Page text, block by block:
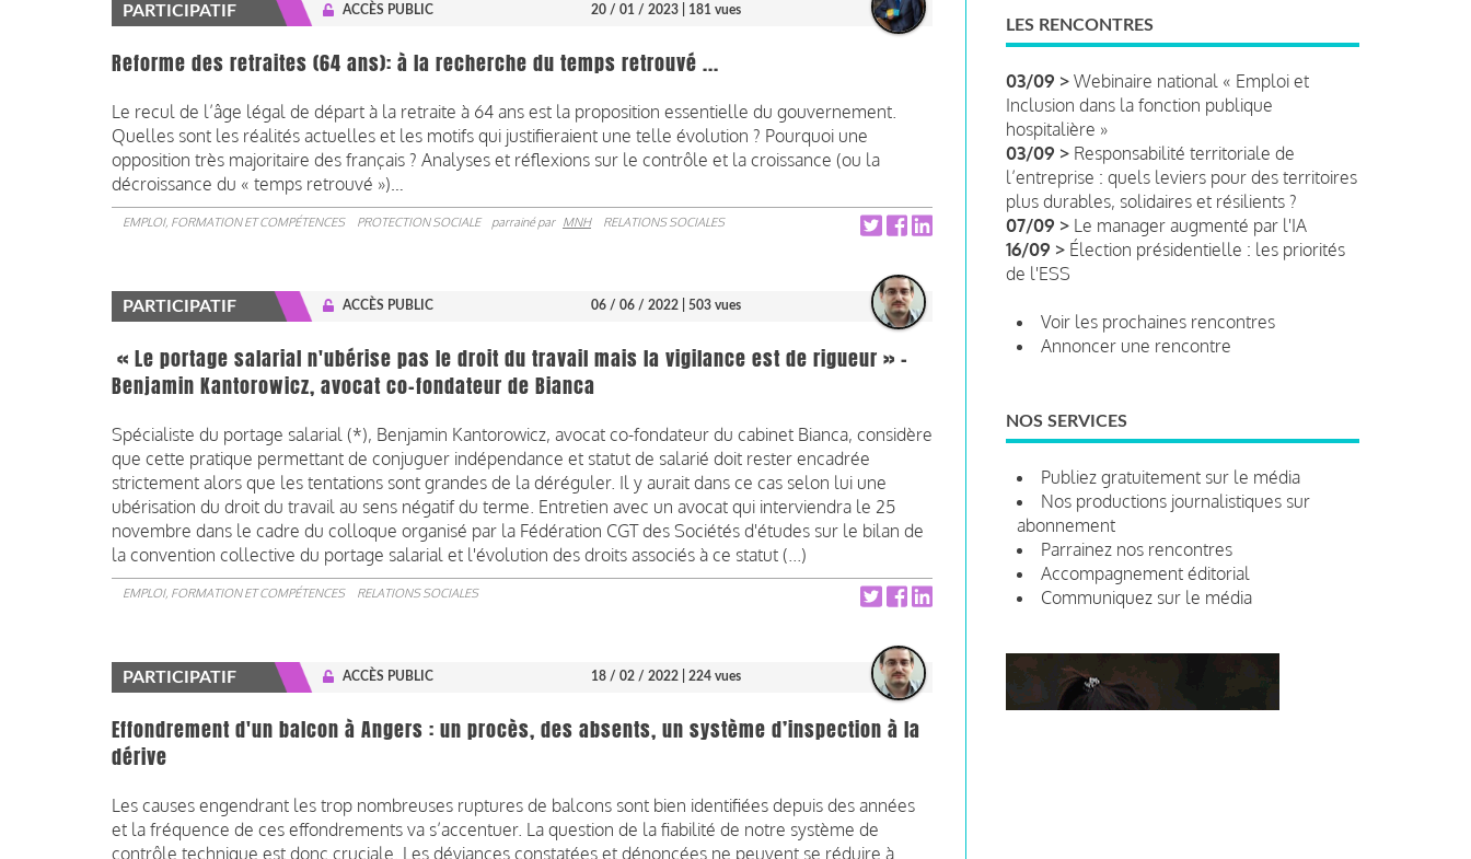
PARTICIPATIF ACCÈS PUBLIC 20 / 01 / 2023 | 181 vues
Reforme des retraites (64 ans): à la recherche du temps retrouvé ...
Le recul de l’âge légal de départ à la retraite à 64 ans est la proposition essentielle du gouvernement.
Quelles sont les réalités actuelles et les motifs qui justifieraient une telle évolution ? Pourquoi une
opposition très majoritaire des français ? Analyses et réflexions sur le contrôle et la croissance (ou la
décroissance du « temps retrouvé »)…
EMPLOI, FORMATION ET COMPÉTENCES PROTECTION SOCIALE parrainé par MNH RELATIONS SOCIALES
PARTICIPATIF ACCÈS PUBLIC 06 / 06 / 2022 | 503 vues
« Le portage salarial n'ubérise pas le droit du travail mais la vigilance est de rigueur » -
Benjamin Kantorowicz, avocat co-fondateur de Bianca
Spécialiste du portage salarial (*), Benjamin Kantorowicz, avocat co-fondateur du cabinet Bianca, considère
que cette pratique permettant de conjuguer indépendance et statut de salarié doit rester encadrée
strictement alors que les tentations sont grandes de la déréguler. Il y aurait dans ce cas selon lui une
ubérisation du droit du travail au sens négatif du terme. Entretien avec un avocat qui interviendra le 25
novembre dans le cadre du colloque organisé par la Fédération CGT des Sociétés d'études sur le bilan de
la convention collective du portage salarial et l'évolution des droits associés à ce statut (...)
EMPLOI, FORMATION ET COMPÉTENCES RELATIONS SOCIALES
PARTICIPATIF ACCÈS PUBLIC 18 / 02 / 2022 | 224 vues
Effondrement d'un balcon à Angers : un procès, des absents, un système d’inspection à la
dérive
Les causes engendrant les trop nombreuses ruptures de balcons sont bien identifiées depuis des années
et la fréquence de ces effondrements va s’accentuer. La question de la fiabilité de notre système de
contrôle technique est donc cruciale. Les déviances constatées et dénoncées ne peuvent se réduire à
LES RENCONTRES
03/09 > Webinaire national « Emploi et
Inclusion dans la fonction publique
hospitalière »
03/09 > Responsabilité territoriale de
l’entreprise : quels leviers pour des territoires
plus durables, solidaires et résilients ?
07/09 > Le manager augmenté par l'IA
16/09 > Élection présidentielle : les priorités
de l'ESS
Voir les prochaines rencontres
Annoncer une rencontre
NOS SERVICES
Publiez gratuitement sur le média
Nos productions journalistiques sur
abonnement
Parrainez nos rencontres
Accompagnement éditorial
Communiquez sur le média